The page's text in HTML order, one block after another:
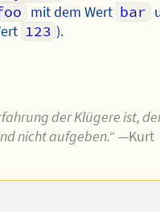
mit dem Wert bar
123 ).
der Klügere ist,
nicht aufgeben.“—Kurt